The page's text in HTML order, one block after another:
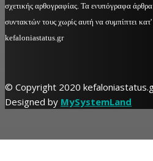
σχετικής αρθογραφίας. Τα ενυπόγραφα
συντακτών τους χωρίς αυτή να συμπίπτει
kefaloniastatus.gr
© Copyright 2020
Designed by MySystemLand